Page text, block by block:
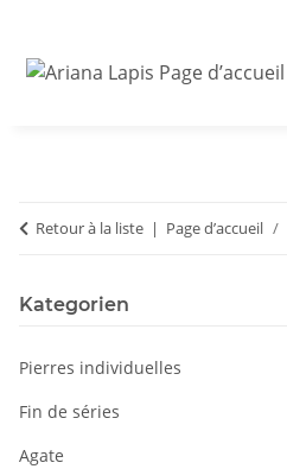
Retour à la liste Page d’accueil
Kategorien
Pierres individuelles
Fin de séries
Agate